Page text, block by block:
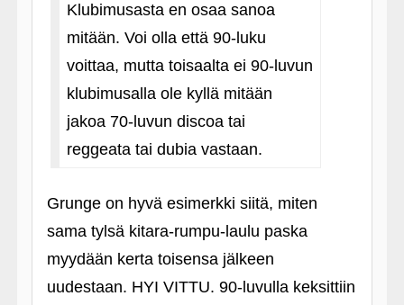
Klubimusasta en osaa sanoa
mitään. Voi olla että 90-luku
voittaa, mutta toisaalta ei 90-luvun
klubimusalla ole kyllä mitään
jakoa 70-luvun discoa tai
reggeata tai dubia vastaan.
Grunge on hyvä esimerkki siitä, miten
sama tylsä kitara-rumpu-laulu paska
myydään kerta toisensa jälkeen
uudestaan. HYI VITTU. 90-luvulla keksittiin